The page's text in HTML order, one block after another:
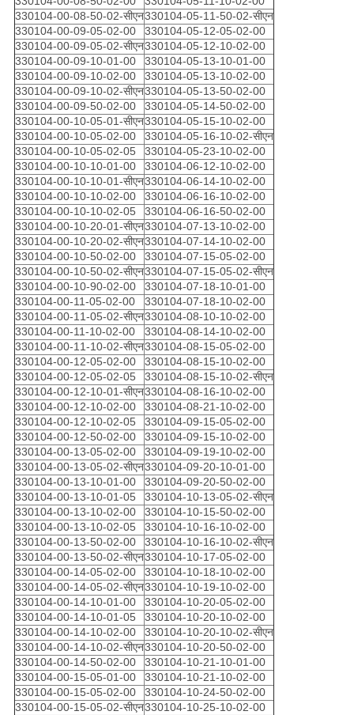
330104-00-08-50-02-सीएन330104-05-11-50-02-सीएन
330104-00-09-05-02-00
330104-05-12-05-02-00
330104-00-09-05-02-सीएन330104-05-12-10-02-00
330104-00-09-10-01-00
330104-05-13-10-01-00
330104-00-09-10-02-00
330104-05-13-10-02-00
330104-00-09-10-02-सीएन330104-05-13-50-02-00
330104-00-09-50-02-00
330104-05-14-50-02-00
330104-00-10-05-01-सीएन330104-05-15-10-02-00
330104-00-10-05-02-00
330104-05-16-10-02-सीएन
330104-00-10-05-02-05
330104-05-23-10-02-00
330104-00-10-10-01-00
330104-06-12-10-02-00
330104-00-10-10-01-सीएन330104-06-14-10-02-00
330104-00-10-10-02-00
330104-06-16-10-02-00
330104-00-10-10-02-05
330104-06-16-50-02-00
330104-00-10-20-01-सीएन330104-07-13-10-02-00
330104-00-10-20-02-सीएन330104-07-14-10-02-00
330104-00-10-50-02-00
330104-07-15-05-02-00
330104-00-10-50-02-सीएन330104-07-15-05-02-सीएन
330104-00-10-90-02-00
330104-07-18-10-01-00
330104-00-11-05-02-00
330104-07-18-10-02-00
330104-00-11-05-02-सीएन330104-08-10-10-02-00
330104-00-11-10-02-00
330104-08-14-10-02-00
330104-00-11-10-02-सीएन330104-08-15-05-02-00
330104-00-12-05-02-00
330104-08-15-10-02-00
330104-00-12-05-02-05
330104-08-15-10-02-सीएन
330104-00-12-10-01-सीएन330104-08-16-10-02-00
330104-00-12-10-02-00
330104-08-21-10-02-00
330104-00-12-10-02-05
330104-09-15-05-02-00
330104-00-12-50-02-00
330104-09-15-10-02-00
330104-00-13-05-02-00
330104-09-19-10-02-00
330104-00-13-05-02-सीएन330104-09-20-10-01-00
330104-00-13-10-01-00
330104-09-20-50-02-00
330104-00-13-10-01-05
330104-10-13-05-02-सीएन
330104-00-13-10-02-00
330104-10-15-50-02-00
330104-00-13-10-02-05
330104-10-16-10-02-00
330104-00-13-50-02-00
330104-10-16-10-02-सीएन
330104-00-13-50-02-सीएन330104-10-17-05-02-00
330104-00-14-05-02-00
330104-10-18-10-02-00
330104-00-14-05-02-सीएन330104-10-19-10-02-00
330104-00-14-10-01-00
330104-10-20-05-02-00
330104-00-14-10-01-05
330104-10-20-10-02-00
330104-00-14-10-02-00
330104-10-20-10-02-सीएन
330104-00-14-10-02-सीएन330104-10-20-50-02-00
330104-00-14-50-02-00
330104-10-21-10-01-00
330104-00-15-05-01-00
330104-10-21-10-02-00
330104-00-15-05-02-00
330104-10-24-50-02-00
330104-00-15-05-02-सीएन330104-10-25-10-02-00